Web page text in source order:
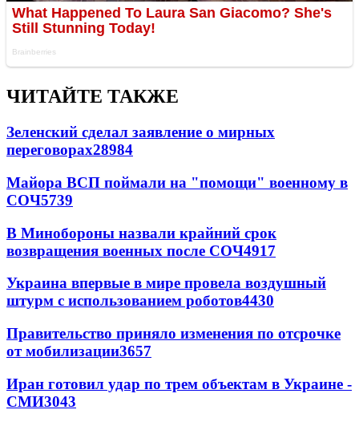
ЧИТАЙТЕ ТАКЖЕ
Зеленский сделал заявление о мирных
переговорах28984
Майора ВСП поймали на "помощи" военному в
СОЧ5739
В Минобороны назвали крайний срок
возвращения военных после СОЧ4917
Украина впервые в мире провела воздушный
штурм с использованием роботов4430
Правительство приняло изменения по отсрочке
от мобилизации3657
Иран готовил удар по трем объектам в Украине -
СМИ3043